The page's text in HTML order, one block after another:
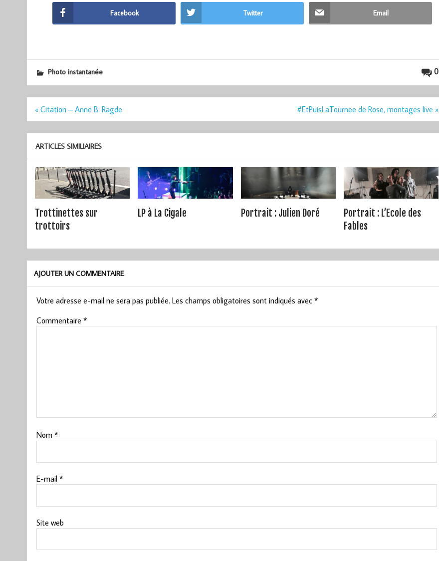
Facebook Twitter Email
0
Photo instantanée
Navigation
l’article
« Citation – Anne B. Ragde #EtPuisLaTournee de Rose, montages live »
ARTICLES SIMILIAIRES
Trottinettes sur
trottoirs
LP à La Cigale Portrait : Julien Doré
Portrait : L’Ecole des
Fables
AJOUTER UN COMMENTAIRE
Votre adresse e-mail ne sera pas publiée. Les champs obligatoires sont indiqués avec *
Commentaire *
Nom *
E-mail *
Site web